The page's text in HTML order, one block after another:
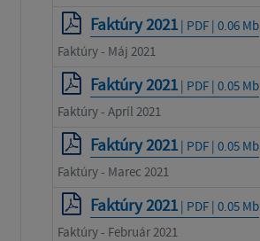
Faktúry 2021| PDF | 0.06 Mb
Faktúry - Máj 2021
Faktúry 2021| PDF | 0.05 Mb
Faktúry - Apríl 2021
Faktúry 2021| PDF | 0.05 Mb
Faktúry - Marec 2021
Faktúry 2021| PDF | 0.05 Mb
Faktúry - Február 2021